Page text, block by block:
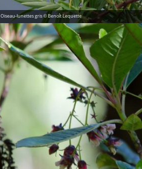
Oiseau-lunettes gris © Benoît Lequette